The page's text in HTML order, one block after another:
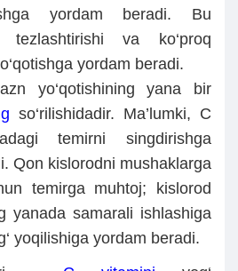
yordam beradi. Bu
tezlashtirishi va ko‘proq
yordam beradi.
yo‘qotishining yana bir
so‘rilishidadir. Ma’lumki, C
temirni singdirishga
Qon kislorodni mushaklarga
temirga muhtoj; kislorod
yanada samarali ishlashiga
yoqilishiga yordam beradi.